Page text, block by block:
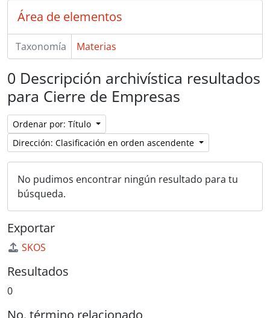
Área de elementos
Taxonomía Materias
0 Descripción archivística resultados
para Cierre de Empresas
Ordenar por: Título
Dirección: Clasificación en orden ascendente
No pudimos encontrar ningún resultado para tu
búsqueda.
Exportar
SKOS
Resultados
0
No. término relacionado